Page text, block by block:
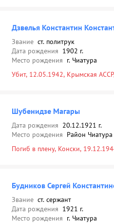
Дзвелья Константин
Звание ст. политрук
Дата рождения 1902 г.
Место рождения г. Чиатура
Убит, 12.05.1942, Крымская
Шубенидзе Магары
Дата рождения 20.12.1921 г.
Место рождения Район Чиатура
Погиб в плену, Конски,
Будников Сергей
Звание ст. сержант
Дата рождения 1921 г.
Место рождения г. Чиатура